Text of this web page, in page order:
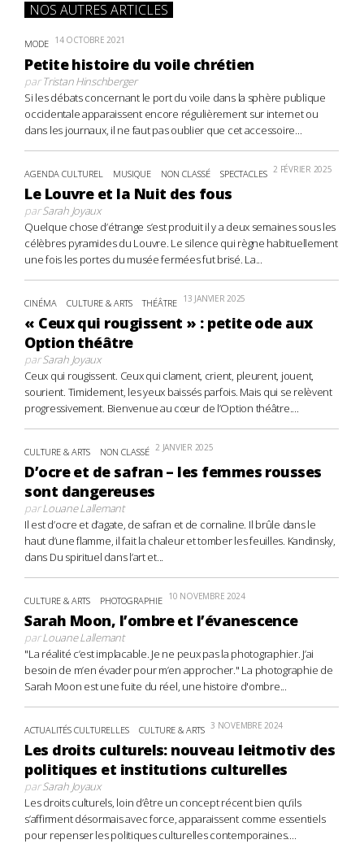
NOS AUTRES ARTICLES
MODE 14 OCTOBRE 2021
Petite histoire du voile chrétien
parTristan Hinschberger
Si les débats concernant le port du voile dans la sphère publique
occidentale apparaissent encore régulièrement sur internet ou
dans les journaux, il ne faut pas oublier que cet accessoire...
AGENDA CULTUREL MUSIQUE NON CLASSÉ SPECTACLES 2 FÉVRIER 2025
Le Louvre et la Nuit des fous
parSarah Joyaux
Quelque chose d’étrange s’est produit il y a deux semaines sous les
célèbres pyramides du Louvre. Le silence qui règne habituellement
une fois les portes du musée fermées fut brisé. La...
CINÉMA CULTURE & ARTS THÉÂTRE 13 JANVIER 2025
« Ceux qui rougissent » : petite ode aux
Option théâtre
parSarah Joyaux
Ceux qui rougissent. Ceux qui clament, crient, pleurent, jouent,
sourient. Timidement, les yeux baissés parfois. Mais qui se relèvent
progressivement. Bienvenue au cœur de l’Option théâtre....
CULTURE & ARTS NON CLASSÉ 2 JANVIER 2025
D’ocre et de safran – les femmes rousses
sont dangereuses
parLouane Lallemant
Il est d’ocre et d’agate, de safran et de cornaline. Il brûle dans le
haut d’une flamme, il fait la chaleur et tomber les feuilles. Kandinsky,
dans Du spirituel dans l’art et...
CULTURE & ARTS PHOTOGRAPHIE 10 NOVEMBRE 2024
Sarah Moon, l’ombre et l’évanescence
parLouane Lallemant
"La réalité c’est implacable. Je ne peux pas la photographier. J’ai
besoin de m’en évader pour m’en approcher." La photographie de
Sarah Moon est une fuite du réel, une histoire d'ombre...
ACTUALITÉS CULTURELLES CULTURE & ARTS 3 NOVEMBRE 2024
Les droits culturels: nouveau leitmotiv des
politiques et institutions culturelles
parSarah Joyaux
Les droits culturels, loin d’être un concept récent bien qu’ils
s’affirment désormais avec force, apparaissent comme essentiels
pour repenser les politiques culturelles contemporaines....